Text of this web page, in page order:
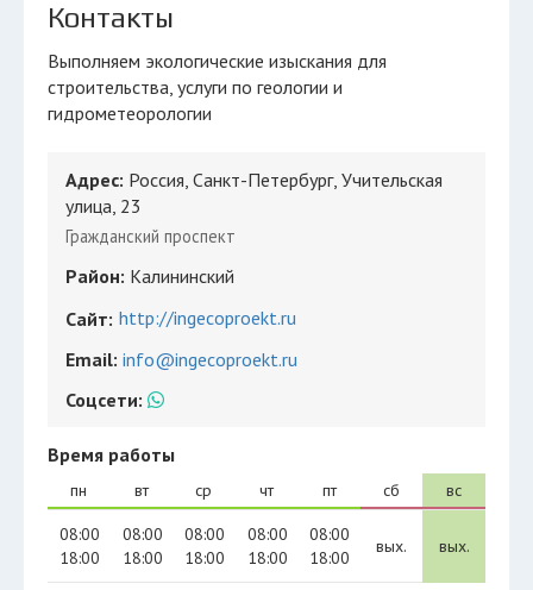
Контакты
Выполняем экологические изыскания для
строительства, услуги по геологии и
гидрометеорологии
Адрес: Россия, Санкт-Петербург, Учительская
улица, 23
Гражданский проспект
Район: Калининский
Сайт: http://ingecoproekt.ru
Email: info@ingecoproekt.ru
Соцсети:
Время работы
пн
08:00
18:00
вт
08:00
18:00
ср
08:00
18:00
чт
08:00
18:00
пт
08:00
18:00
сб
вых.
вс
вых.